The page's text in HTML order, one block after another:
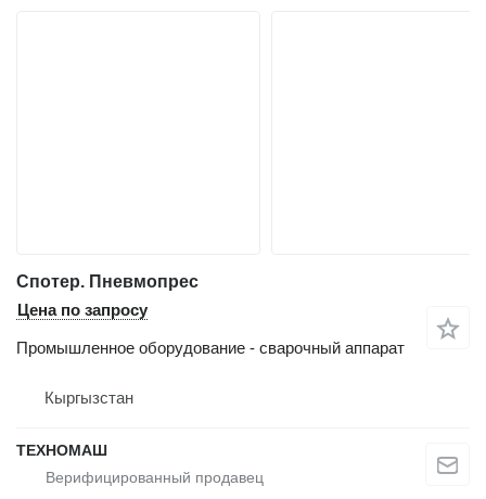
Спотер. Пневмопрес
Цена по запросу
Промышленное оборудование - сварочный аппарат
Кыргызстан
ТЕХНОМАШ